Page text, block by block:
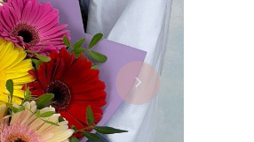
Альстромерии
Эустомы
Розы